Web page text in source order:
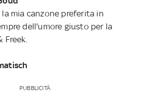
mia canzone preferita in
dell'umore giusto per la
Freek.
PUBBLICITÀ